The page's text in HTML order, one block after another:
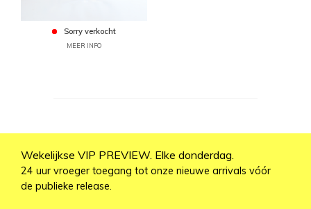
Sorry verkocht
MEER INFO
Wekelijkse VIP PREVIEW. Elke donderdag.
24 uur vroeger toegang tot onze nieuwe arrivals vóór
de publieke release.